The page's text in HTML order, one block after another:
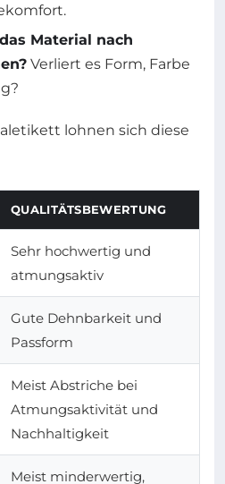
Material nach
Verliert es Form, Farbe
lohnen sich diese
QUALITÄTSBEWERTUNG
Sehr hochwertig und
atmungsaktiv
Gute Dehnbarkeit und
Passform
Meist Abstriche bei
Atmungsaktivität und
Nachhaltigkeit
Meist minderwertig,